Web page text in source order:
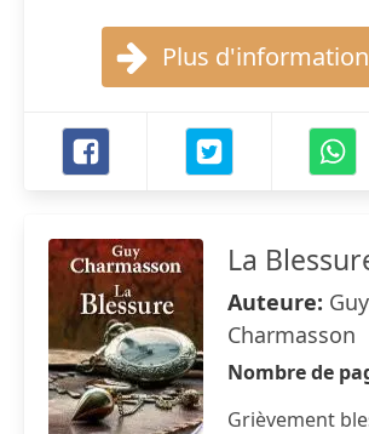
Plus
La
Auteure: Guy
Charmasson
Nombre de
Grièvement